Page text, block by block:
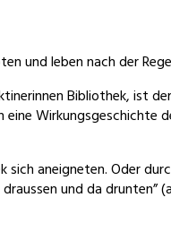
und leben nach der
Bibliothek, ist
Wirkungsgeschichte
aneigneten. Oder
und da